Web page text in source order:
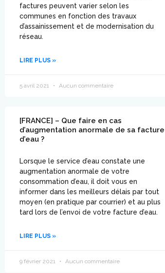
factures peuvent varier selon les
communes en fonction des travaux
d’assainissement et de modernisation du
réseau.
LIRE PLUS »
5 avril 2021 Aucun commentaire
[FRANCE] – Que faire en cas
d’augmentation anormale de sa facture
d’eau ?
Lorsque le service d’eau constate une
augmentation anormale de votre
consommation d’eau, il doit vous en
informer dans les meilleurs délais par tout
moyen (en pratique par courrier) et au plus
tard lors de l’envoi de votre facture d’eau.
LIRE PLUS »
9 février 2021 Aucun commentaire